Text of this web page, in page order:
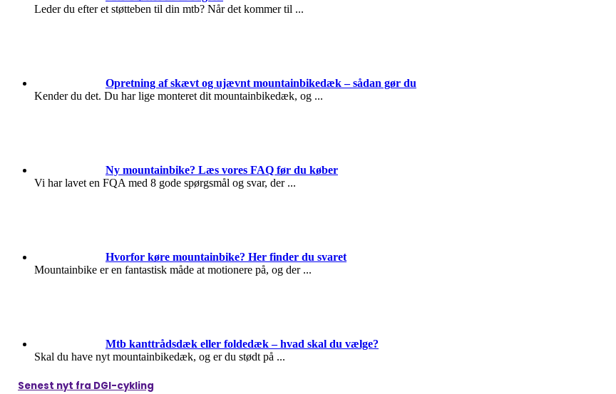
Leder du efter et støtteben til din mtb? Når det kommer til ...
Opretning af skævt og ujævnt mountainbikedæk – sådan gør du
Kender du det. Du har lige monteret dit mountainbikedæk, og ...
Ny mountainbike? Læs vores FAQ før du køber
Vi har lavet en FQA med 8 gode spørgsmål og svar, der ...
Hvorfor køre mountainbike? Her finder du svaret
Mountainbike er en fantastisk måde at motionere på, og der ...
Mtb kanttrådsdæk eller foldedæk – hvad skal du vælge?
Skal du have nyt mountainbikedæk, og er du stødt på ...
Senest nyt fra DGI-cykling